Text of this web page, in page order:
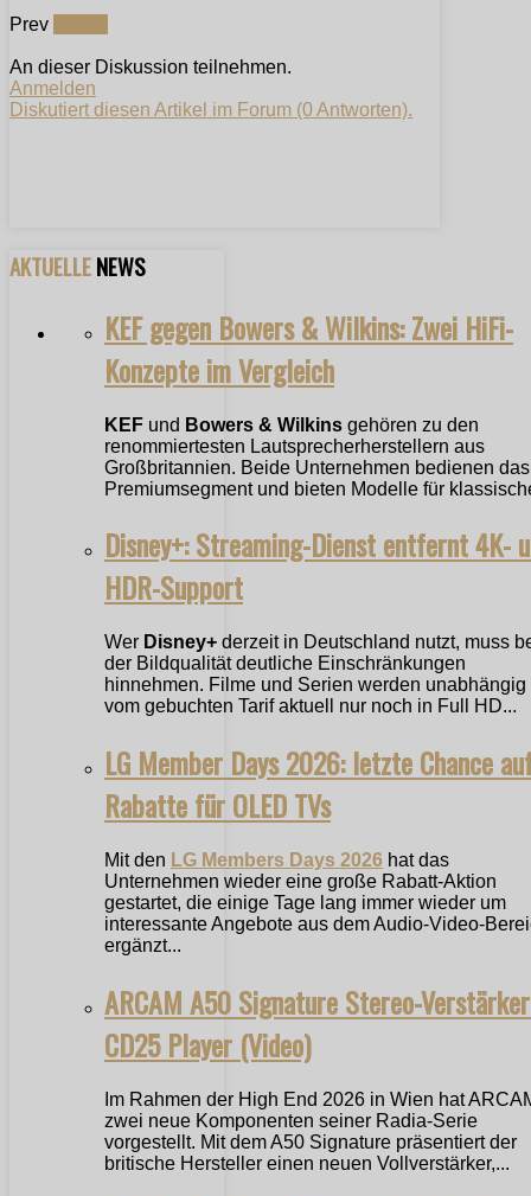
Prev
An dieser Diskussion teilnehmen.
Anmelden
Diskutiert diesen Artikel im Forum (0 Antworten).
AKTUELLENEWS
KEF gegen Bowers & Wilkins: Zwei HiFi-
Konzepte im Vergleich
KEF und Bowers & Wilkins gehören zu den
renommiertesten Lautsprecherherstellern aus
Großbritannien. Beide Unternehmen bedienen das
Premiumsegment und bieten Modelle für
Disney+: Streaming-Dienst entfernt 4K-
HDR-Support
Wer Disney+ derzeit in Deutschland nutzt, muss
der Bildqualität deutliche Einschränkungen
hinnehmen. Filme und Serien werden unabhängig
vom gebuchten Tarif aktuell nur noch in Full HD...
LG Member Days 2026: letzte Chance
Rabatte für OLED TVs
Mit den LG Members Days 2026 hat das
Unternehmen wieder eine große Rabatt-Aktion
gestartet, die einige Tage lang immer wieder um
interessante Angebote aus dem Audio-Video-
ergänzt...
ARCAM A50 Signature Stereo-
CD25 Player (Video)
Im Rahmen der High End 2026 in Wien hat
zwei neue Komponenten seiner Radia-Serie
vorgestellt. Mit dem A50 Signature präsentiert der
britische Hersteller einen neuen Vollverstärker,...